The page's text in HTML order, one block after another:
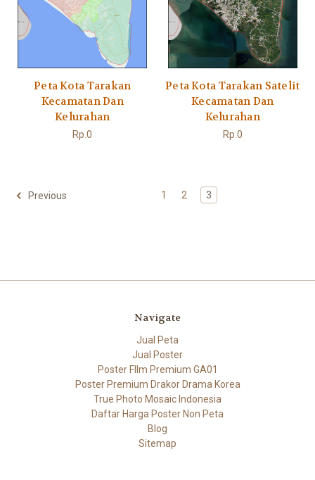
Peta Kota Tarakan
Kecamatan Dan
Kelurahan
Rp.0
Peta Kota Tarakan Satelit
Kecamatan Dan
Kelurahan
Rp.0
Previous 1 2 3
Navigate
Jual Peta
Jual Poster
Poster FIlm Premium GA01
Poster Premium Drakor Drama Korea
True Photo Mosaic Indonesia
Daftar Harga Poster Non Peta
Blog
Sitemap